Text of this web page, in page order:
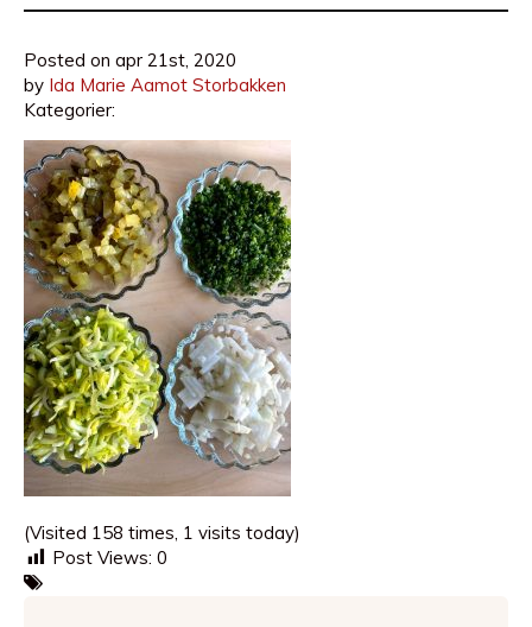
Posted on apr 21st, 2020
by Ida Marie Aamot Storbakken
Kategorier:
(Visited 158 times, 1 visits today)
Post Views: 0